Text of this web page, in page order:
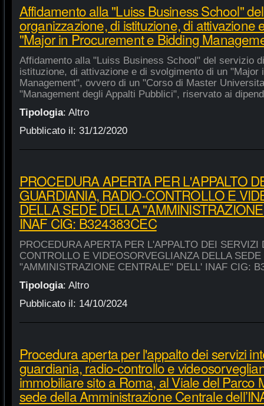
Affidamento alla "Luiss Business School"
organizzazione, di istituzione, di attivazione
"Major in Procurement e Bidding
Affidamento alla "Luiss Business School" del servizio
istituzione, di attivazione e di svolgimento di un "Major
Management", ovvero di un "Corso di Master
"Management degli Appalti Pubblici", riservato ai
Tipologia: Altro
Pubblicato il: 31/12/2020
PROCEDURA APERTA PER L'APPALTO
GUARDIANIA, RADIO-CONTROLLO E
DELLA SEDE DELLA
INAF CIG: B324383CEC
PROCEDURA APERTA PER L'APPALTO DEI
CONTROLLO E VIDEOSORVEGLIANZA DELLA SEDE
"AMMINISTRAZIONE CENTRALE" DELL' INAF CIG:
Tipologia: Altro
Pubblicato il: 14/10/2024
Procedura aperta per l'appalto dei servizi
guardiania, radio-controllo e
immobiliare sito a Roma, al Viale del Parco
sede della Amministrazione Centrale